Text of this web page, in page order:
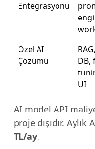
Entegrasyonu
Özel AI
Çözümü
DB,
UI
AI model API
proje dışıdır. Aylık
TL/ay.